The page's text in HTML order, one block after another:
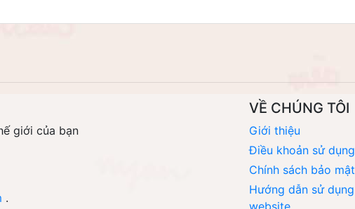
giới của bạn
.
VỀ CHÚNG TÔI
Giới thiệu
Điều khoản sử dụng
Chính sách bảo mật
Hướng dẫn sử dụng
website